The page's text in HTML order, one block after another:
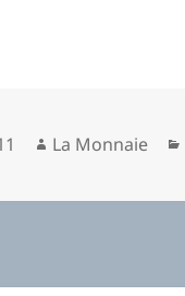
Auteur
La Monnaie